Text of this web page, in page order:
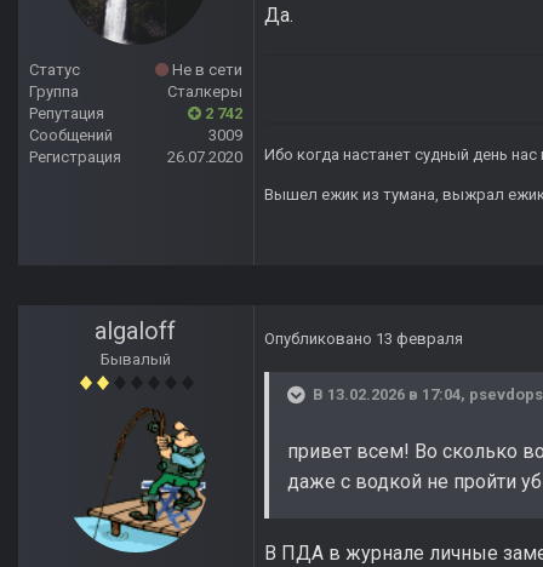
Статус
Не в сети
Группа
Сталкеры
Репутация
2 742
Сообщений
3009
Регистрация
26.07.2020
Да.
Ибо когда настанет судный день
Вышел ежик из тумана, выжрал ежик
algaloff
Бывалый
Опубликовано 13 февраля
В 13.02.2026 в 17:04,
привет всем! Во сколько
даже с водкой не пройти
В ПДА в журнале личные